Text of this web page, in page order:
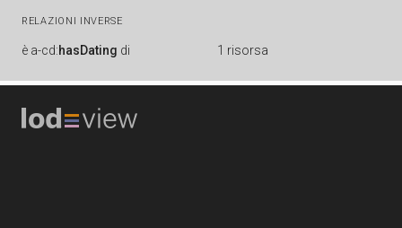
RELAZIONI INVERSE
è a-cd:hasDating di 1 risorsa